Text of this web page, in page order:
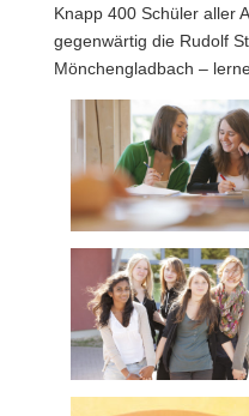
Knapp 400 Schüler aller
gegenwärtig die Rudolf
Mönchengladbach –